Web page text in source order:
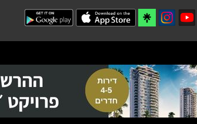
צור קשר תנאי שימוש מידע חיוני למשקיעים